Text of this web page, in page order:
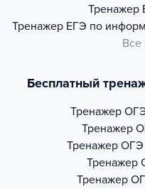
Тренажер
Тренажер ЕГЭ по
Все
Бесплатный
Тренажер
Тренажер
Тренажер ОГЭ
Тренажер
Тренажер